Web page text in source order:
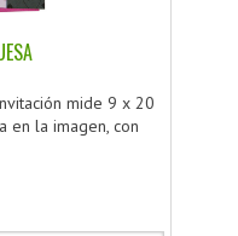
mide 9 x 20
en la imagen, con